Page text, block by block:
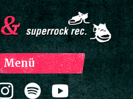
Menü
Zum Inhalt springen